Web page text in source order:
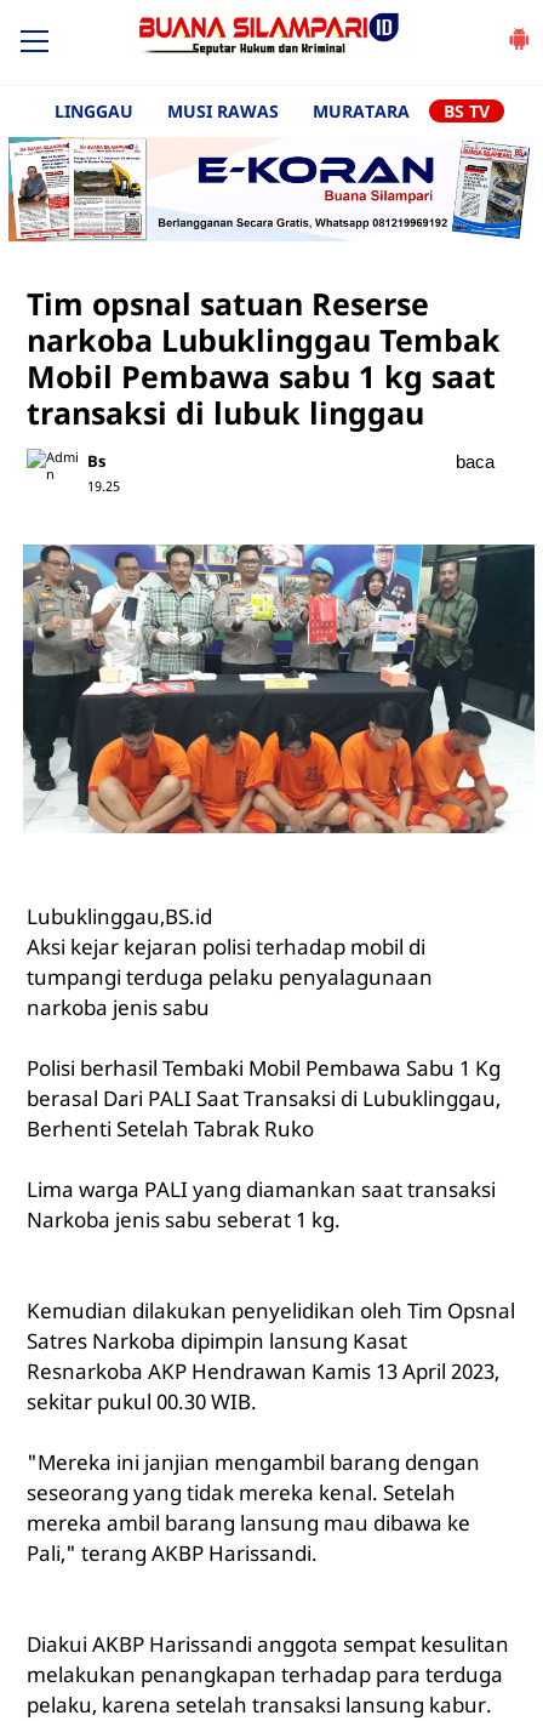
LINGGAU MUSI RAWAS MURATARA BS TV
Tim opsnal satuan Reserse
narkoba Lubuklinggau Tembak
Mobil Pembawa sabu 1 kg saat
transaksi di lubuk linggau
Bs
19.25
baca
Lubuklinggau,BS.id
Aksi kejar kejaran polisi terhadap mobil di
tumpangi terduga pelaku penyalagunaan
narkoba jenis sabu
Polisi berhasil Tembaki Mobil Pembawa Sabu 1 Kg
berasal Dari PALI Saat Transaksi di Lubuklinggau,
Berhenti Setelah Tabrak Ruko
Lima warga PALI yang diamankan saat transaksi
Narkoba jenis sabu seberat 1 kg.
Kemudian dilakukan penyelidikan oleh Tim Opsnal
Satres Narkoba dipimpin lansung Kasat
Resnarkoba AKP Hendrawan Kamis 13 April 2023,
sekitar pukul 00.30 WIB.
"Mereka ini janjian mengambil barang dengan
seseorang yang tidak mereka kenal. Setelah
mereka ambil barang lansung mau dibawa ke
Pali," terang AKBP Harissandi.
Diakui AKBP Harissandi anggota sempat kesulitan
melakukan penangkapan terhadap para terduga
pelaku, karena setelah transaksi lansung kabur.